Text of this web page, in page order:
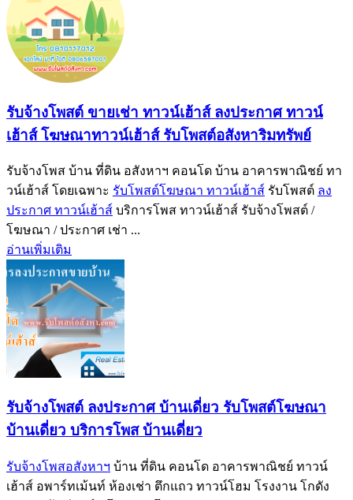
รับจ้างโพสต์ ขายเช่า ทาวน์เฮ้าส์ ลงประกาศ ทาวน์
เฮ้าส์ โฆษณาทาวน์เฮ้าส์ รับโพสต์อสังหาริมทรัพย์
รับจ้างโพส บ้าน ที่ดิน อสังหาฯ คอนโด บ้าน อาคารพาณิชย์ ทา
วน์เฮ้าส์ โดยเฉพาะ รับโพสต์โฆษณา ทาวน์เฮ้าส์ รับโพสต์ ลง
ประกาศ ทาวน์เฮ้าส์ บริการโพส ทาวน์เฮ้าส์ รับจ้างโพสต์ /
โฆษณา / ประกาศ เช่า ...
อ่านเพิ่มเติม
รับจ้างโพสต์ ลงประกาศ บ้านเดี่ยว รับโพสต์โฆษณา
บ้านเดี่ยว บริการโพส บ้านเดี่ยว
รับจ้างโพสอสังหาฯ บ้าน ที่ดิน คอนโด อาคารพาณิชย์ ทาวน์
เฮ้าส์ อพาร์ทเม้นท์ ห้องเช่า ตึกแถว ทาวน์โฮม โรงงาน โกดัง